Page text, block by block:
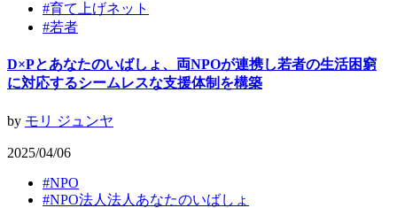
#育て上げネット
#若者
D×Pとあなたのいばしょ、両NPOが連携し若者の生活困窮
に対応するシームレスな支援体制を構築
by モリ ジュンヤ
2025/04/06
#NPO
#NPO法人法人あなたのいばしょ